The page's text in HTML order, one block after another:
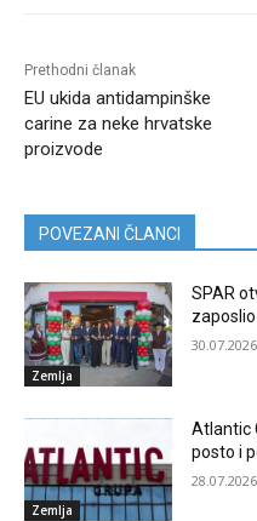
Prethodni članak
EU ukida antidampinške
carine za neke hrvatske
proizvode
POVEZANI ČLANCI
Zemlja
SPAR
Zemlja
Atlantic
posto i
28.07.2026.